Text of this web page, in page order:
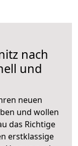
nach
und
neuen
und wollen
das Richtige
erstklassige